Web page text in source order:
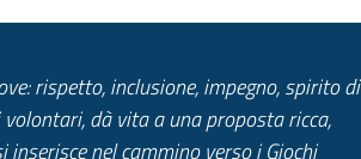
rispetto, inclusione, impegno, spirito di
dà vita a una proposta ricca,
nel cammino verso i Giochi